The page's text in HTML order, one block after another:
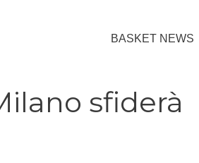
BASKET NEWS
sfiderà